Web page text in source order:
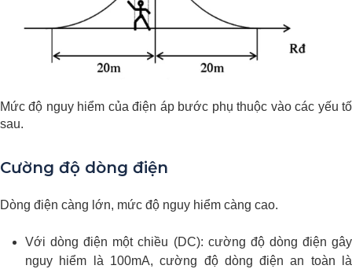
Mức độ nguy hiểm của điện áp bước phụ thuộc vào các yếu tố
sau.
Cường độ dòng điện
Dòng điện càng lớn, mức độ nguy hiểm càng cao.
Với dòng điện một chiều (DC): cường độ dòng điện gây
nguy hiểm là 100mA, cường độ dòng điện an toàn là